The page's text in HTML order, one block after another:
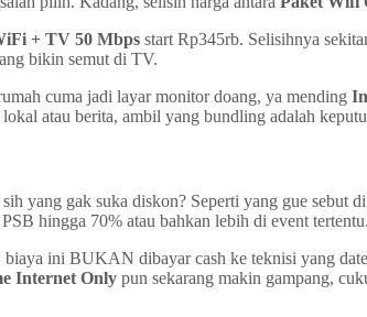
+ TV 50 Mbps start Rp345rb. Selisihnya
bikin semut di TV.
cuma jadi layar monitor doang, ya mending
atau berita, ambil yang bundling adalah
sih yang gak suka diskon? Seperti yang gue sebut
hingga 70% atau bahkan lebih di event tertentu.
ini BUKAN dibayar cash ke teknisi yang
Internet Only pun sekarang makin gampang,